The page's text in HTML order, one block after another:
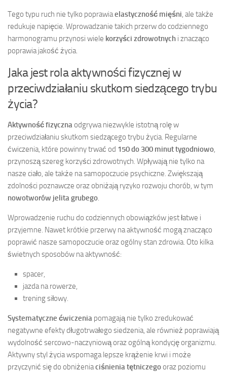
Tego typu ruch nie tylko poprawiaelastyczność mięśni, ale także
redukuje napięcie. Wprowadzanie takich przerw do codziennego
harmonogramu przynosi wiele korzyści zdrowotnych i znacząco
poprawia jakość życia.
Jaka jest rola aktywności fizycznej w
przeciwdziałaniu skutkom siedzącego trybu
życia?
Aktywność fizycznaodgrywa niezwykle istotną rolę w
przeciwdziałaniu skutkom siedzącego trybu życia. Regularne
ćwiczenia, które powinny trwać od 150 do 300 minut tygodniowo,
przynoszą szereg korzyści zdrowotnych. Wpływają nie tylko na
nasze ciało, ale także na samopoczucie psychiczne. Zwiększają
zdolności poznawcze oraz obniżają ryzyko rozwoju chorób, w tym
nowotworów jelita grubego.
Wprowadzenie ruchu do codziennych obowiązków jest łatwe i
przyjemne. Nawet krótkie przerwy na aktywność mogą znacząco
poprawić nasze samopoczucie oraz ogólny stan zdrowia. Oto kilka
świetnych sposobów na aktywność:
spacer,
jazda na rowerze,
trening siłowy.
Systematyczne ćwiczenia pomagają nie tylko zredukować
negatywne efekty długotrwałego siedzenia, ale również poprawiają
wydolność sercowo-naczyniową oraz ogólną kondycję organizmu.
Aktywny styl życia wspomaga lepsze krążenie krwi i może
przyczynić się do obniżeniaciśnienia tętniczegooraz poziomu